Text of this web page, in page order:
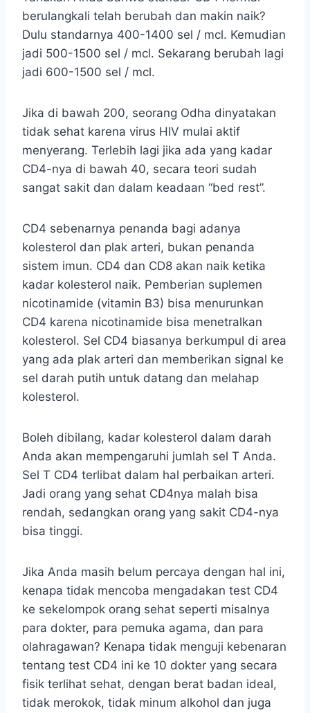
berulangkali telah berubah dan makin naik?
Dulu standarnya 400-1400 sel / mcl. Kemudian
jadi 500-1500 sel / mcl. Sekarang berubah lagi
jadi 600-1500 sel / mcl.
Jika di bawah 200, seorang Odha dinyatakan
tidak sehat karena virus HIV mulai aktif
menyerang. Terlebih lagi jika ada yang kadar
CD4-nya di bawah 40, secara teori sudah
sangat sakit dan dalam keadaan “bed rest”.
CD4 sebenarnya penanda bagi adanya
kolesterol dan plak arteri, bukan penanda
sistem imun. CD4 dan CD8 akan naik ketika
kadar kolesterol naik. Pemberian suplemen
nicotinamide (vitamin B3) bisa menurunkan
CD4 karena nicotinamide bisa menetralkan
kolesterol. Sel CD4 biasanya berkumpul di area
yang ada plak arteri dan memberikan signal ke
sel darah putih untuk datang dan melahap
kolesterol.
Boleh dibilang, kadar kolesterol dalam darah
Anda akan mempengaruhi jumlah sel T Anda.
Sel T CD4 terlibat dalam hal perbaikan arteri.
Jadi orang yang sehat CD4nya malah bisa
rendah, sedangkan orang yang sakit CD4-nya
bisa tinggi.
Jika Anda masih belum percaya dengan hal ini,
kenapa tidak mencoba mengadakan test CD4
ke sekelompok orang sehat seperti misalnya
para dokter, para pemuka agama, dan para
olahragawan? Kenapa tidak menguji kebenaran
tentang test CD4 ini ke 10 dokter yang secara
fisik terlihat sehat, dengan berat badan ideal,
tidak merokok, tidak minum alkohol dan juga